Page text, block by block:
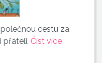
cestu za
přáteli. Číst více